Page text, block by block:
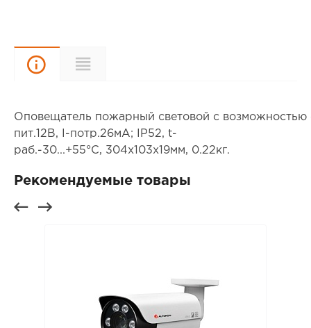
Описание
Оповещатель пожарный световой с возможностью
пит.12В, I-потр.26мА; IP52, t-
раб.-30...+55°С, 304х103х19мм, 0.22кг.
Рекомендуемые товары